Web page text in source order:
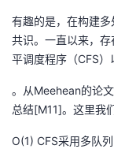
有趣的是，在构建
共识。一直以来，
平调度程序（CFS）
。从Meehean的论
总结[M11]。这里我
O(1) CFS采用多队